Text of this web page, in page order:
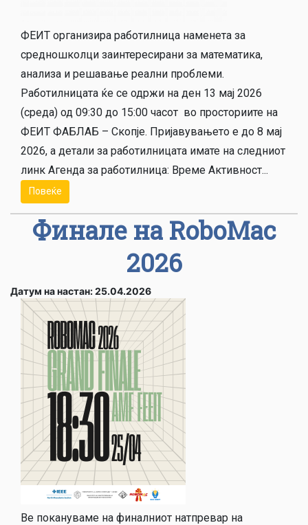
ФЕИТ организира работилница наменета за
средношколци заинтересирани за математика,
анализа и решавање реални проблеми.
Работилницата ќе се одржи на ден 13 мај 2026
(среда) од 09:30 до 15:00 часот во просториите на
ФЕИТ ФАБЛАБ – Скопје. Пријавувањето е до 8 мај
2026, а детали за работилницата имате на следниот
линк Агенда за работилница: Време Активност...
Повеќе
Финале на RoboMac
2026
Датум на настан: 25.04.2026
Ве покануваме на финалниот натпревар на